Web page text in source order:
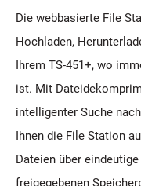
Die webbasierte File
Hochladen,
Ihrem TS-451+, wo
ist. Mit
intelligenter Suche
Ihnen die File Station
Dateien über